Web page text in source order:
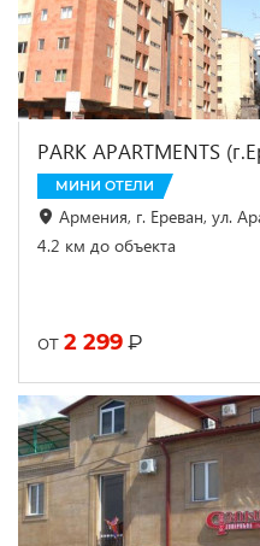
PARK APARTMENTS
МИНИ ОТЕЛИ
Армения, г. Ереван, ул.
4.2 км до объекта
от 2 299 ₽